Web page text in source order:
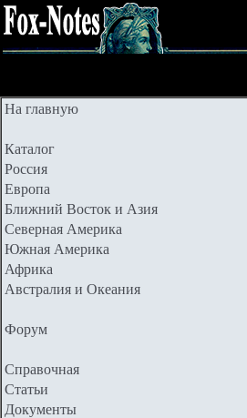
На главную
Каталог
Россия
Европа
Ближний Восток и Азия
Северная Америка
Южная Америка
Африка
Австралия и Океания
Форум
Справочная
Статьи
Документы